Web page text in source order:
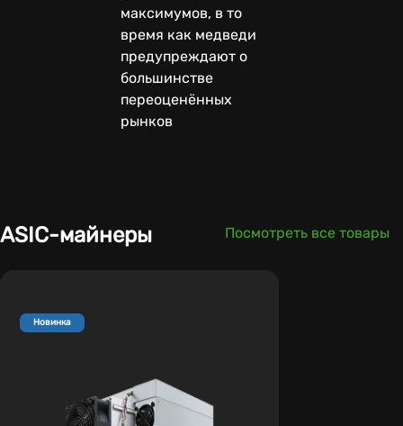
максимумов, в то
время как медведи
предупреждают о
большинстве
переоценённых
рынков
ASIC-майнеры Посмотреть все товары
Новинка